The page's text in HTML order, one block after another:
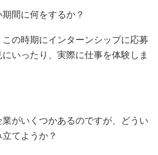
間に何をするか？
の時期にインターンシップに応募
にいったり、実際に仕事を体験しま
がいくつかあるのですが、どうい
てようか？